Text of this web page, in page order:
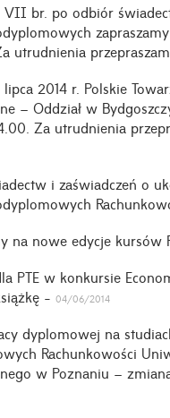
br. po odbiór
utrudnienia
2014 r. Polskie
– Oddział w
Za utrudnienia
i zaświadczeń o
na nowe edycje kursów
PTE w konkursie
-04/06/2014
dyplomowej na
Rachunkowości
w Poznaniu –